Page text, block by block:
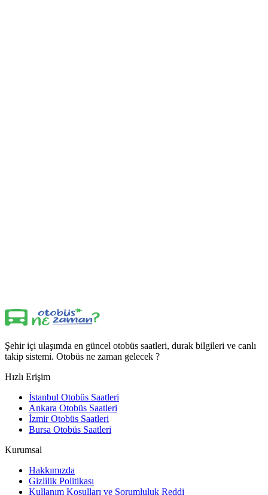
Şehir içi ulaşımda en güncel otobüs saatleri, durak bilgileri ve canlı
takip sistemi. Otobüs ne zaman gelecek ?
Hızlı Erişim
İstanbul Otobüs Saatleri
Ankara Otobüs Saatleri
İzmir Otobüs Saatleri
Bursa Otobüs Saatleri
Kurumsal
Hakkımızda
Gizlilik Politikası
Kullanım Koşulları ve Sorumluluk Reddi